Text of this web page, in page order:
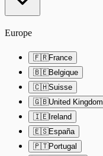
Europe
🇫🇷France
🇧🇪Belgique
🇨🇭Suisse
🇬🇧United Kingdom
🇮🇪Ireland
🇪🇸España
🇵🇹Portugal